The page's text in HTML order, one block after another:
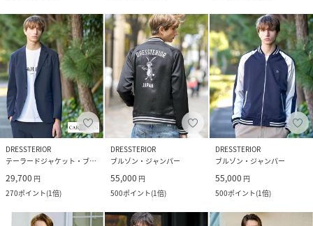
DRESSTERIOR
テーラードジャケット・ブレザー
29,700 円
270ポイント(1倍)
DRESSTERIOR
ブルゾン・ジャンパー
55,000 円
500ポイント(1倍)
DRESSTERIOR
ブルゾン・ジャンパー
55,000 円
500ポイント(1倍)